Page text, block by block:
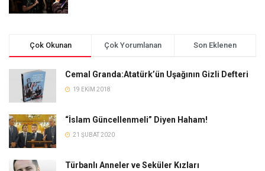
Çok Okunan Çok Yorumlanan Son Eklenen
Cemal Granda:Atatürk’ün Uşağının Gizli Defteri
19 EKIM 2018
“İslam Güncellenmeli” Diyen Haham!
21 ŞUBAT 2020
Türbanlı Anneler ve Seküler Kızları